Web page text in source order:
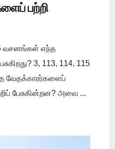
பற்றி
வசனங்கள் எந்த
3, 113, 114, 115
வேதக்காரர்களைப்
பேசுகின்றன? அவை ...